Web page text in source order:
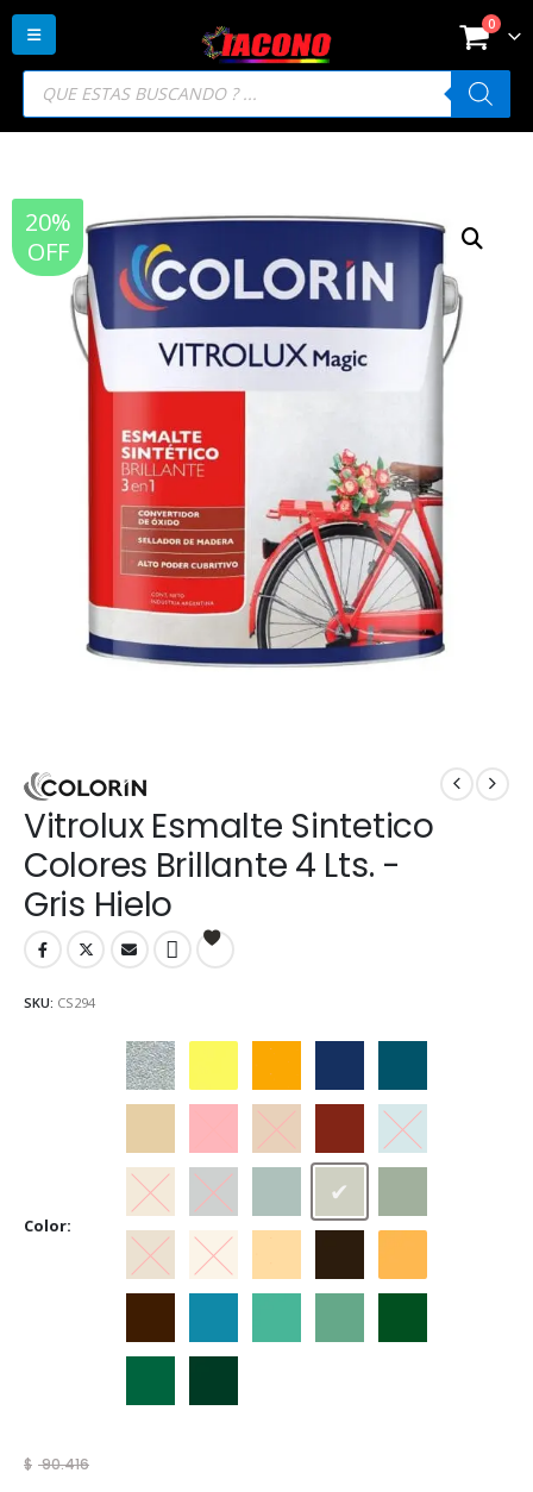
Búsqueda
productos
0
20%
OFF
Vitrolux Esmalte Sintetico
Colores Brillante 4 Lts. -
Gris Hielo
SKU: CS294
Color
Aluminio
BermellónCastaño Celeste
Crema Gris Gris EspacialGris Hielo
Marfil Marfil Champagne
$ 90.416